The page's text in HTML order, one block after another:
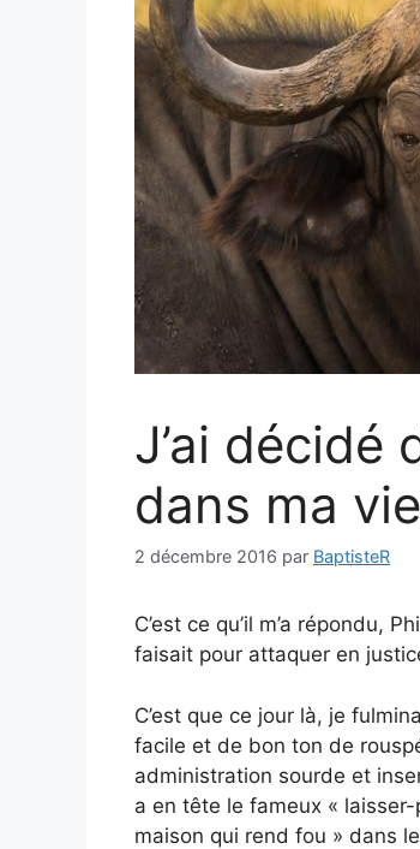
J’ai décidé
dans ma
2 décembre 2016 par BaptisteR
C’est ce qu’il m’a répondu,
faisait pour attaquer en
C’est que ce jour là, je
facile et de bon ton de
administration sourde et
a en tête le fameux «
maison qui rend fou » dans